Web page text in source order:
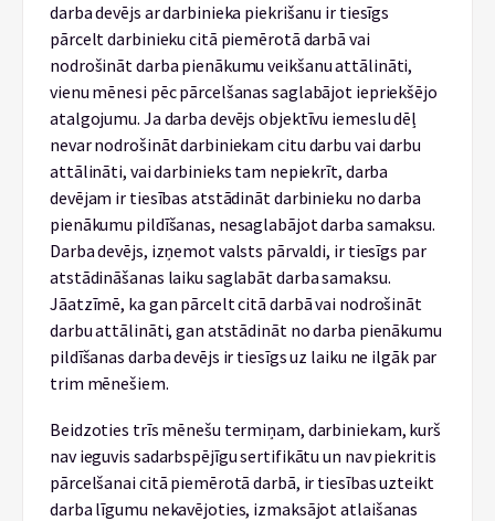
darba devējs ar darbinieka piekrišanu ir tiesīgs
pārcelt darbinieku citā piemērotā darbā vai
nodrošināt darba pienākumu veikšanu attālināti,
vienu mēnesi pēc pārcelšanas saglabājot iepriekšējo
atalgojumu. Ja darba devējs objektīvu iemeslu dēļ
nevar nodrošināt darbiniekam citu darbu vai darbu
attālināti, vai darbinieks tam nepiekrīt, darba
devējam ir tiesības atstādināt darbinieku no darba
pienākumu pildīšanas, nesaglabājot darba samaksu.
Darba devējs, izņemot valsts pārvaldi, ir tiesīgs par
atstādināšanas laiku saglabāt darba samaksu.
Jāatzīmē, ka gan pārcelt citā darbā vai nodrošināt
darbu attālināti, gan atstādināt no darba pienākumu
pildīšanas darba devējs ir tiesīgs uz laiku ne ilgāk par
trim mēnešiem.
Beidzoties trīs mēnešu termiņam, darbiniekam, kurš
nav ieguvis sadarbspējīgu sertifikātu un nav piekritis
pārcelšanai citā piemērotā darbā, ir tiesības uzteikt
darba līgumu nekavējoties, izmaksājot atlaišanas